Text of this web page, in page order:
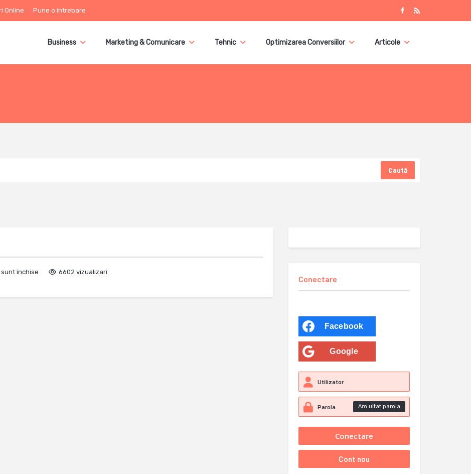
Online Pune o întrebare
Business Marketing & Comunicare Tehnic Optimizarea Conversiilor Articole
Caută
închise 6602 vizualizari
Conectare
Facebook
Google
Am uitat parola